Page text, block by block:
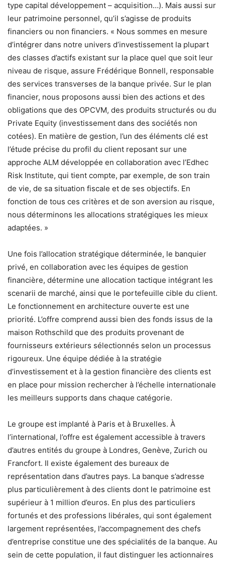
type capital développement – acquisition…). Mais aussi sur
leur patrimoine personnel, qu’il s’agisse de produits
financiers ou non financiers. « Nous sommes en mesure
d’intégrer dans notre univers d’investissement la plupart
des classes d’actifs existant sur la place quel que soit leur
niveau de risque, assure Frédérique Bonnell, responsable
des services transverses de la banque privée. Sur le plan
financier, nous proposons aussi bien des actions et des
obligations que des OPCVM, des produits structurés ou du
Private Equity (investissement dans des sociétés non
cotées). En matière de gestion, l’un des éléments clé est
l’étude précise du profil du client reposant sur une
approche ALM développée en collaboration avec l’Edhec
Risk Institute, qui tient compte, par exemple, de son train
de vie, de sa situation fiscale et de ses objectifs. En
fonction de tous ces critères et de son aversion au risque,
nous déterminons les allocations stratégiques les mieux
adaptées. »
Une fois l’allocation stratégique déterminée, le banquier
privé, en collaboration avec les équipes de gestion
financière, détermine une allocation tactique intégrant les
scenarii de marché, ainsi que le portefeuille cible du client.
Le fonctionnement en architecture ouverte est une
priorité. L’offre comprend aussi bien des fonds issus de la
maison Rothschild que des produits provenant de
fournisseurs extérieurs sélectionnés selon un processus
rigoureux. Une équipe dédiée à la stratégie
d’investissement et à la gestion financière des clients est
en place pour mission rechercher à l’échelle internationale
les meilleurs supports dans chaque catégorie.
Le groupe est implanté à Paris et à Bruxelles. À
l’international, l’offre est également accessible à travers
d’autres entités du groupe à Londres, Genève, Zurich ou
Francfort. Il existe également des bureaux de
représentation dans d’autres pays. La banque s’adresse
plus particulièrement à des clients dont le patrimoine est
supérieur à 1 million d’euros. En plus des particuliers
fortunés et des professions libérales, qui sont également
largement représentées, l’accompagnement des chefs
d’entreprise constitue une des spécialités de la banque. Au
sein de cette population, il faut distinguer les actionnaires